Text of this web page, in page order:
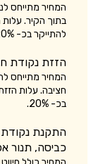
בתוך הקיר.
להתייקר בכ- 20%-30%.
הזזת נקודת
חציבה. עלות
בכ- 20%.
התקנת נקודת
כביסה, תנור